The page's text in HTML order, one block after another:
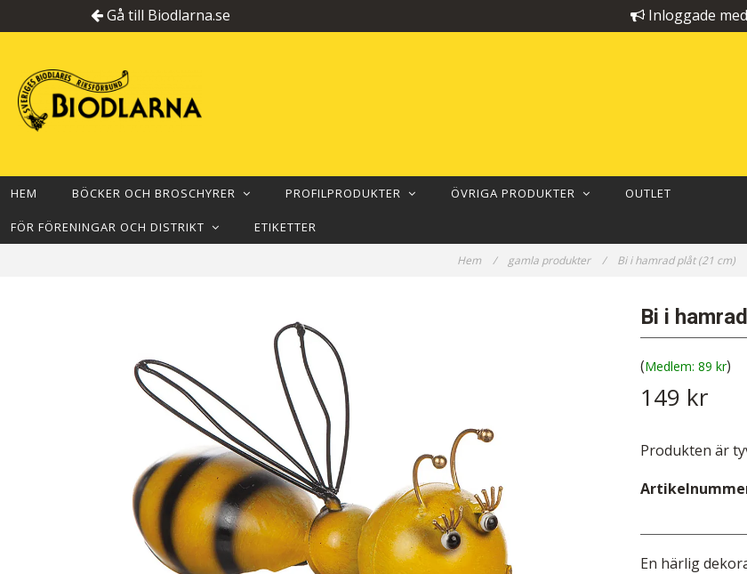
Gå till Biodlarna.se Inloggade
HEM BÖCKER OCH BROSCHYRER PROFILPRODUKTER ÖVRIGA PRODUKTER OUTLET
FÖR FÖRENINGAR OCH DISTRIKT ETIKETTER
Hem / gamla produkter / Bi i hamrad plåt (21 cm)
Bi i
( 89 kr)
149 kr
Produkten är
En härlig